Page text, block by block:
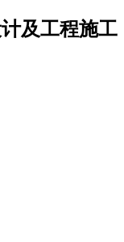
及工程施工